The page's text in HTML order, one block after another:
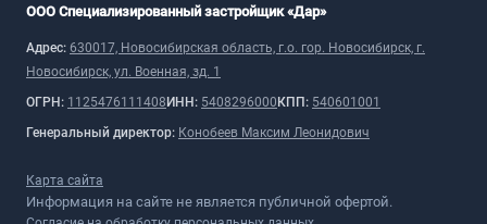
ООО Специализированный застройщик «Дар»
Адрес: 630017, Новосибирская область, г.о. гор. Новосибирск, г.
Новосибирск, ул. Военная, зд. 1
ОГРН: 1125476111408 ИНН: 5408296000 КПП: 540601001
Генеральный директор: Конобеев Максим Леонидович
Карта сайта
Информация на сайте не является публичной офертой.